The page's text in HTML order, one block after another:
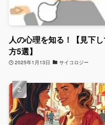
人の心理を知る！【見下
方5選】
2025年1月13日 サイコロジー